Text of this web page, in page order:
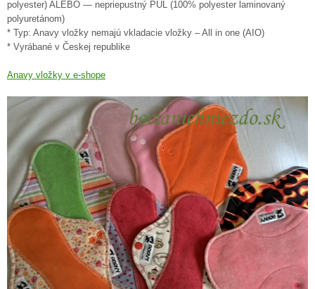
polyester) ALEBO — nepriepustný PUL (100% polyester laminovaný
polyuretánom)
* Typ: Anavy vložky nemajú vkladacie vložky – All in one (AIO)
* Vyrábané v Českej republike
Anavy vložky v e-shope